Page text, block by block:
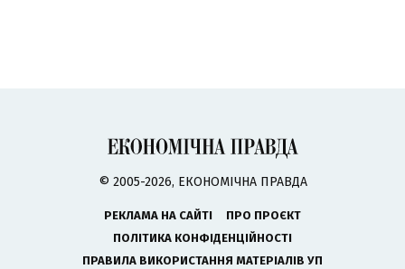
© 2005-2026, ЕКОНОМІЧНА ПРАВДА
РЕКЛАМА НА САЙТІ
ПРО ПРОЄКТ
ПОЛІТИКА КОНФІДЕНЦІЙНОСТІ
ПРАВИЛА ВИКОРИСТАННЯ МАТЕРІАЛІВ УП